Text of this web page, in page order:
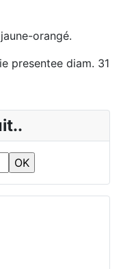
orangé.
presentee diam. 31